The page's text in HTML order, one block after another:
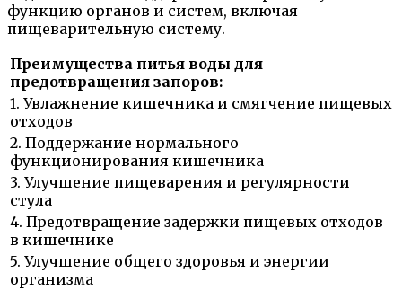
функцию органов и систем, включая
пищеварительную систему.
Преимущества питья воды для
предотвращения запоров:
1. Увлажнение кишечника и смягчение пищевых
отходов
2. Поддержание нормального
функционирования кишечника
3. Улучшение пищеварения и регулярности
стула
4. Предотвращение задержки пищевых отходов
в кишечнике
5. Улучшение общего здоровья и энергии
организма